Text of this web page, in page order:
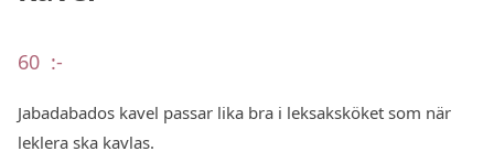
60 :-
Jabadabados kavel passar lika bra i leksaksköket som när
leklera ska kavlas.